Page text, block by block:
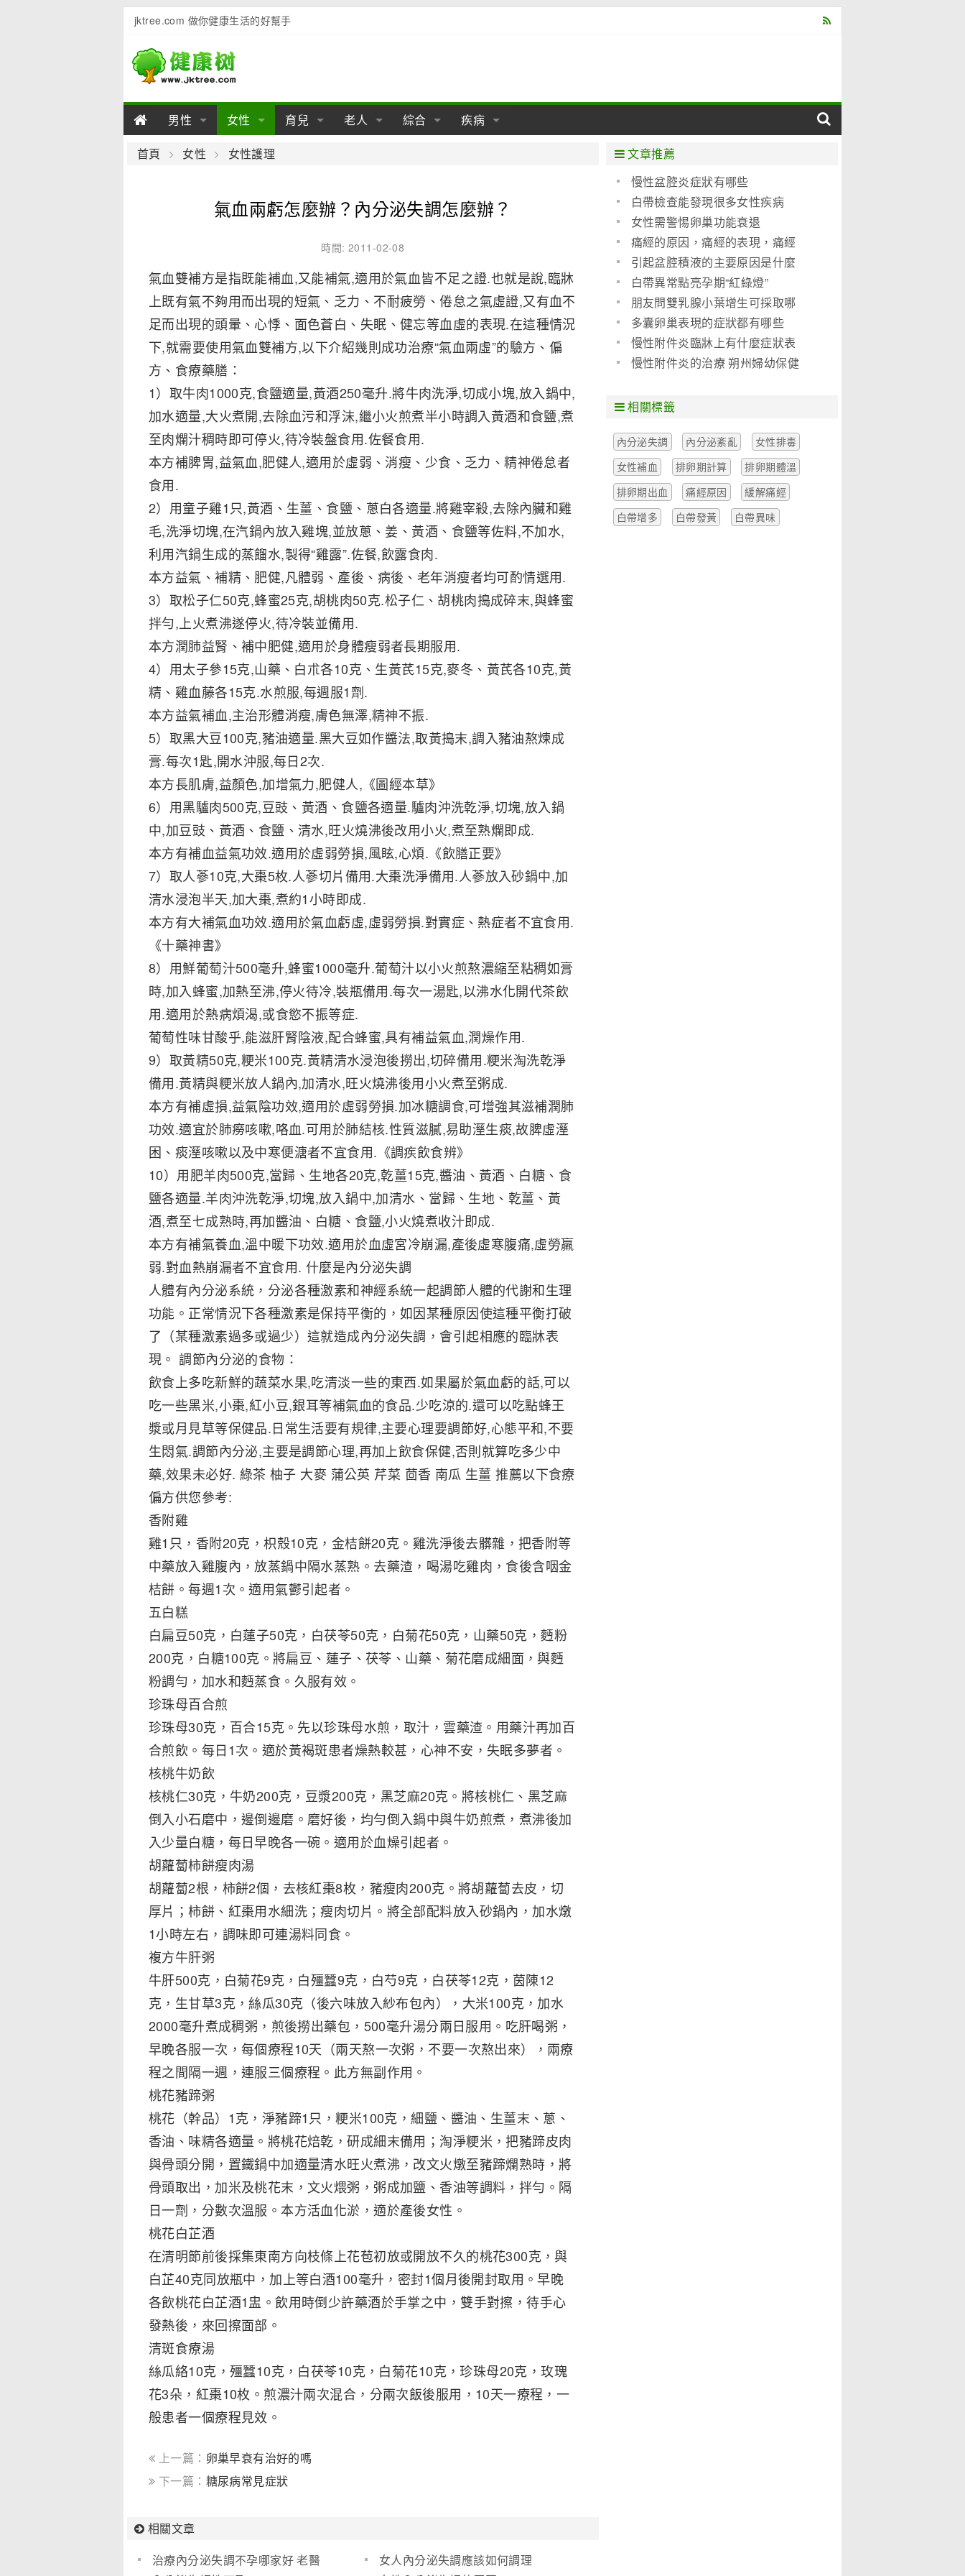
jktree.com 做你健康生活的好幫手
男性
男性陽痿
男性早泄
男性飲食
男性用品 男性疾病
女性
女性乳房
女性飲食
女性生理 女性疾病
育兒
幼兒期
學前期 母嬰用品
老人
老人用品
老人護理
綜合
亞健康
急救自救
疾病
肝病
泌尿科
肛腸科
心血管
皮膚病
眼科
口腔科
內科
首頁 女性 女性護理
氣血兩虧怎麼辦？內分泌失調怎麼辦？
時間: 2011-02-08
氣血雙補方是指既能補血,又能補氣,適用於氣血皆不足之證.也就是說,臨牀
上既有氣不夠用而出現的短氣、乏力、不耐疲勞、倦怠之氣虛證,又有血不
足而出現的頭暈、心悸、面色蒼白、失眠、健忘等血虛的表現.在這種情況
下,就需要使用氣血雙補方,以下介紹幾則成功治療“氣血兩虛”的驗方、偏
方、食療藥膳：
1）取牛肉1000克,食鹽適量,黃酒250毫升.將牛肉洗淨,切成小塊,放入鍋中,
加水適量,大火煮開,去除血污和浮沫,繼小火煎煮半小時調入黃酒和食鹽,煮
至肉爛汁稠時即可停火,待冷裝盤食用.佐餐食用.
本方補脾胃,益氣血,肥健人,適用於虛弱、消瘦、少食、乏力、精神倦怠者
食用.
2）用童子雞1只,黃酒、生薑、食鹽、蔥白各適量.將雞宰殺,去除內臟和雞
毛,洗淨切塊,在汽鍋內放入雞塊,並放蔥、姜、黃酒、食鹽等佐料,不加水,
利用汽鍋生成的蒸餾水,製得“雞露”.佐餐,飲露食肉.
本方益氣、補精、肥健,凡體弱、產後、病後、老年消瘦者均可酌情選用.
3）取松子仁50克,蜂蜜25克,胡桃肉50克.松子仁、胡桃肉搗成碎末,與蜂蜜
拌勻,上火煮沸遂停火,待冷裝並備用.
本方潤肺益腎、補中肥健,適用於身體瘦弱者長期服用.
4）用太子參15克,山藥、白朮各10克、生黃芪15克,麥冬、黃芪各10克,黃
精、雞血藤各15克.水煎服,每週服1劑.
本方益氣補血,主治形體消瘦,膚色無澤,精神不振.
5）取黑大豆100克,豬油適量.黑大豆如作醬法,取黃搗末,調入豬油熬煉成
膏.每次1匙,開水沖服,每日2次.
本方長肌膚,益顏色,加增氣力,肥健人,《圖經本草》
6）用黑驢肉500克,豆豉、黃酒、食鹽各適量.驢肉沖洗乾淨,切塊,放入鍋
中,加豆豉、黃酒、食鹽、清水,旺火燒沸後改用小火,煮至熟爛即成.
本方有補血益氣功效.適用於虛弱勞損,風眩,心煩.《飲膳正要》
7）取人蔘10克,大棗5枚.人蔘切片備用.大棗洗淨備用.人蔘放入砂鍋中,加
清水浸泡半天,加大棗,煮約1小時即成.
本方有大補氣血功效.適用於氣血虧虛,虛弱勞損.對實症、熱症者不宜食用.
《十藥神書》
8）用鮮葡萄汁500毫升,蜂蜜1000毫升.葡萄汁以小火煎熬濃縮至粘稠如膏
時,加入蜂蜜,加熱至沸,停火待冷,裝瓶備用.每次一湯匙,以沸水化開代茶飲
用.適用於熱病煩渴,或食慾不振等症.
葡萄性味甘酸乎,能滋肝腎陰液,配合蜂蜜,具有補益氣血,潤燥作用.
9）取黃精50克,粳米100克.黃精清水浸泡後撈出,切碎備用.粳米淘洗乾淨
備用.黃精與粳米放人鍋內,加清水,旺火燒沸後用小火煮至粥成.
本方有補虛損,益氣陰功效,適用於虛弱勞損.加冰糖調食,可增強其滋補潤肺
功效.適宜於肺癆咳嗽,咯血.可用於肺結核.性質滋膩,易助溼生痰,故脾虛溼
困、痰溼咳嗽以及中寒便溏者不宜食用.《調疾飲食辨》
10）用肥羊肉500克,當歸、生地各20克,乾薑15克,醬油、黃酒、白糖、食
鹽各適量.羊肉沖洗乾淨,切塊,放入鍋中,加清水、當歸、生地、乾薑、黃
酒,煮至七成熟時,再加醬油、白糖、食鹽,小火燒煮收汁即成.
本方有補氣養血,溫中暖下功效.適用於血虛宮冷崩漏,產後虛寒腹痛,虛勞羸
弱.對血熱崩漏者不宜食用. 什麼是內分泌失調
人體有內分泌系統，分泌各種激素和神經系統一起調節人體的代謝和生理
功能。正常情況下各種激素是保持平衡的，如因某種原因使這種平衡打破
了（某種激素過多或過少）這就造成內分泌失調，會引起相應的臨牀表
現。 調節內分泌的食物：
飲食上多吃新鮮的蔬菜水果,吃清淡一些的東西.如果屬於氣血虧的話,可以
吃一些黑米,小棗,紅小豆,銀耳等補氣血的食品.少吃涼的.還可以吃點蜂王
漿或月見草等保健品.日常生活要有規律,主要心理要調節好,心態平和,不要
生悶氣.調節內分泌,主要是調節心理,再加上飲食保健,否則就算吃多少中
藥,效果未必好. 綠茶 柚子 大麥 蒲公英 芹菜 茴香 南瓜 生薑 推薦以下食療
偏方供您參考:
香附雞
雞1只，香附20克，枳殼10克，金桔餅20克。雞洗淨後去髒雜，把香附等
中藥放入雞腹內，放蒸鍋中隔水蒸熟。去藥渣，喝湯吃雞肉，食後含咽金
桔餅。每週1次。適用氣鬱引起者。
五白糕
白扁豆50克，白蓮子50克，白茯苓50克，白菊花50克，山藥50克，麪粉
200克，白糖100克。將扁豆、蓮子、茯苓、山藥、菊花磨成細面，與麪
粉調勻，加水和麪蒸食。久服有效。
珍珠母百合煎
珍珠母30克，百合15克。先以珍珠母水煎，取汁，雲藥渣。用藥汁再加百
合煎飲。每日1次。適於黃褐斑患者燥熱較甚，心神不安，失眠多夢者。
核桃牛奶飲
核桃仁30克，牛奶200克，豆漿200克，黑芝麻20克。將核桃仁、黑芝麻
倒入小石磨中，邊倒邊磨。磨好後，均勻倒入鍋中與牛奶煎煮，煮沸後加
入少量白糖，每日早晚各一碗。適用於血燥引起者。
胡蘿蔔柿餅瘦肉湯
胡蘿蔔2根，柿餅2個，去核紅棗8枚，豬瘦肉200克。將胡蘿蔔去皮，切
厚片；柿餅、紅棗用水細洗；瘦肉切片。將全部配料放入砂鍋內，加水燉
1小時左右，調味即可連湯料同食。
複方牛肝粥
牛肝500克，白菊花9克，白殭蠶9克，白芍9克，白茯苓12克，茵陳12
克，生甘草3克，絲瓜30克（後六味放入紗布包內），大米100克，加水
2000毫升煮成稠粥，煎後撈出藥包，500毫升湯分兩日服用。吃肝喝粥，
早晚各服一次，每個療程10天（兩天熬一次粥，不要一次熬出來），兩療
程之間隔一週，連服三個療程。此方無副作用。
桃花豬蹄粥
桃花（幹品）1克，淨豬蹄1只，粳米100克，細鹽、醬油、生薑末、蔥、
香油、味精各適量。將桃花焙乾，研成細末備用；淘淨粳米，把豬蹄皮肉
與骨頭分開，置鐵鍋中加適量清水旺火煮沸，改文火燉至豬蹄爛熟時，將
骨頭取出，加米及桃花末，文火煨粥，粥成加鹽、香油等調料，拌勻。隔
日一劑，分數次溫服。本方活血化淤，適於產後女性。
桃花白芷酒
在清明節前後採集東南方向枝條上花苞初放或開放不久的桃花300克，與
白芷40克同放瓶中，加上等白酒100毫升，密封1個月後開封取用。早晚
各飲桃花白芷酒1盅。飲用時倒少許藥酒於手掌之中，雙手對擦，待手心
發熱後，來回擦面部。
清斑食療湯
絲瓜絡10克，殭蠶10克，白茯苓10克，白菊花10克，珍珠母20克，玫瑰
花3朵，紅棗10枚。煎濃汁兩次混合，分兩次飯後服用，10天一療程，一
般患者一個療程見效。
上一篇： 卵巢早衰有治好的嗎
下一篇： 糖尿病常見症狀
相關文章
治療內分泌失調不孕哪家好 老醫
女人內分泌失調應該如何調理
文章推薦
慢性盆腔炎症狀有哪些
白帶檢查能發現很多女性疾病
女性需警惕卵巢功能衰退
痛經的原因，痛經的表現，痛經
的鑑別
引起盆腔積液的主要原因是什麼
白帶異常點亮孕期“紅綠燈”
朋友問雙乳腺小葉增生可採取哪
些防治措施
多囊卵巢表現的症狀都有哪些
慢性附件炎臨牀上有什麼症狀表
現
慢性附件炎的治療 朔州婦幼保健
相關標籤
內分泌失調 內分泌紊亂
女性排毒
女性補血
排卵期計算
排卵期體溫
排卵期出血
痛經原因
緩解痛經
白帶增多
白帶發黃 白帶異味